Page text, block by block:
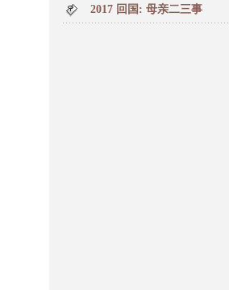
2017 回国: 母亲二三事